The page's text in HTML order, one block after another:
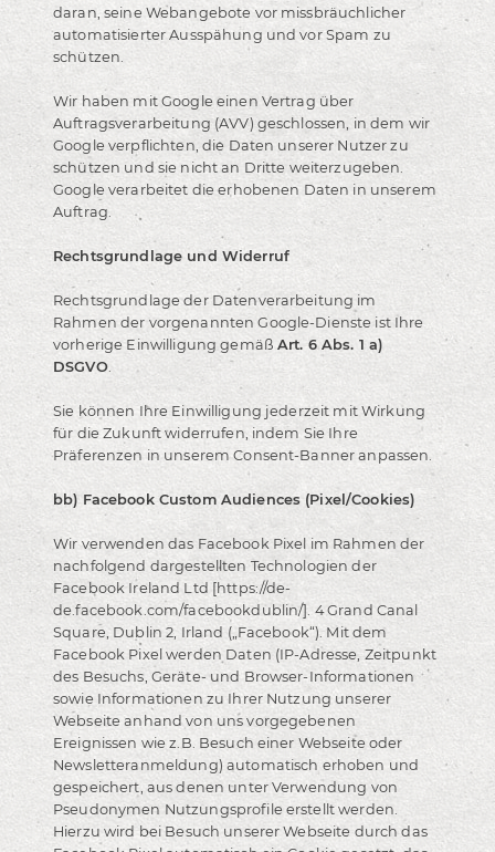
daran, seine Webangebote vor missbräuchlicher
automatisierter Ausspähung und vor Spam zu
schützen.
Wir haben mit Google einen Vertrag über
Auftragsverarbeitung (AVV) geschlossen, in dem wir
Google verpflichten, die Daten unserer Nutzer zu
schützen und sie nicht an Dritte weiterzugeben.
Google verarbeitet die erhobenen Daten in unserem
Auftrag.
Rechtsgrundlage und Widerruf
Rechtsgrundlage der Datenverarbeitung im
Rahmen der vorgenannten Google-Dienste ist Ihre
vorherige Einwilligung gemäßArt. 6 Abs. 1 a)
DSGVO.
Sie können Ihre Einwilligung jederzeit mit Wirkung
für die Zukunft widerrufen, indem Sie Ihre
Präferenzen in unserem Consent-Banner anpassen.
bb) Facebook Custom Audiences (Pixel/Cookies)
Wir verwenden das Facebook Pixel im Rahmen der
nachfolgend dargestellten Technologien der
Facebook Ireland Ltd [https://de-
de.facebook.com/facebookdublin/]. 4 Grand Canal
Square, Dublin 2, Irland („Facebook“). Mit dem
Facebook Pixel werden Daten (IP-Adresse, Zeitpunkt
des Besuchs, Geräte- und Browser-Informationen
sowie Informationen zu Ihrer Nutzung unserer
Webseite anhand von uns vorgegebenen
Ereignissen wie z.B. Besuch einer Webseite oder
Newsletteranmeldung) automatisch erhoben und
gespeichert, aus denen unter Verwendung von
Pseudonymen Nutzungsprofile erstellt werden.
Hierzu wird bei Besuch unserer Webseite durch das